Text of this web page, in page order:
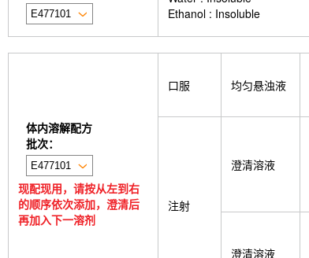
Ethanol : Insoluble
体内溶解配方
批次：
现配现用，请按从左到右
的顺序依次添加，澄清后
再加入下一溶剂
口服 均匀悬浊液
注射
澄清溶液
澄清溶液